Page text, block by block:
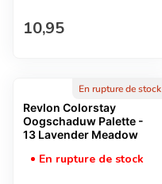
Prix normal
10,95
En rupture de stock
Revlon Colorstay
Oogschaduw Palette -
13 Lavender Meadow
En rupture de stock